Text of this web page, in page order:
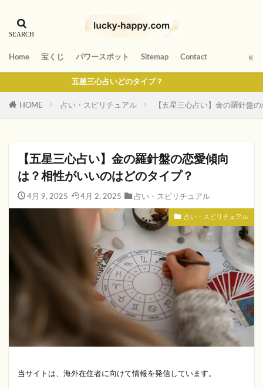
Home 宝くじ パワースポット Sitemap Contact
五星三心占いどのタイプ？
HOME 占い・スピリチュアル 【五星三心占い】金の羅針盤
【五星三心占い】金の羅針盤の恋愛傾向
は？相性がいいのはどのタイプ？
4月 9, 2025 4月 2, 2025 占い・スピリチュアル
占い・スピリチュアル
当サイトは、海外在住者に向けて情報を発信しています。